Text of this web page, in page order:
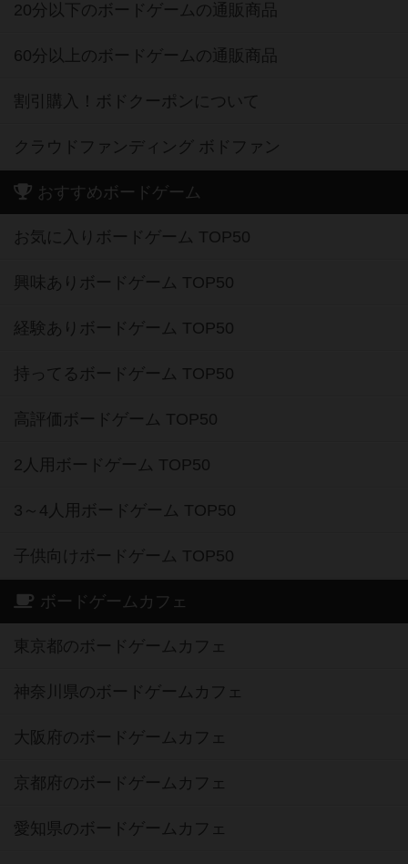
20分以下のボードゲームの通販商品
60分以上のボードゲームの通販商品
割引購入！ボドクーポンについて
クラウドファンディング ボドファン
おすすめボードゲーム
お気に入りボードゲーム TOP50
興味ありボードゲーム TOP50
経験ありボードゲーム TOP50
持ってるボードゲーム TOP50
高評価ボードゲーム TOP50
2人用ボードゲーム TOP50
3～4人用ボードゲーム TOP50
子供向けボードゲーム TOP50
ボードゲームカフェ
東京都のボードゲームカフェ
神奈川県のボードゲームカフェ
大阪府のボードゲームカフェ
京都府のボードゲームカフェ
愛知県のボードゲームカフェ